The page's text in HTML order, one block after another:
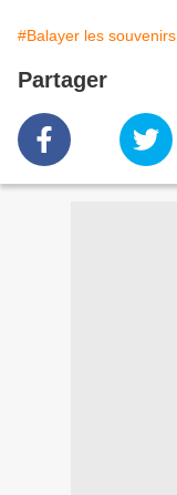
#Balayer les souvenirs
Partager